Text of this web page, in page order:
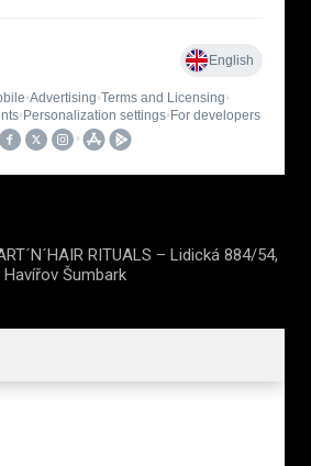
RITUALS – Lidická 884/54,
Havířov Šumbark